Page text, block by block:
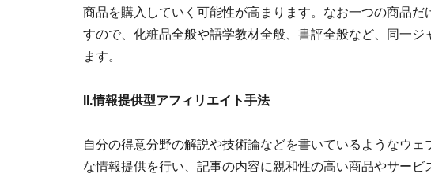
商品を購入していく可能性が高まります。なお一つの商品だ
すので、化粧品全般や語学教材全般、書評全般など、同一ジ
ます。
II.情報提供型アフィリエイト手法
自分の得意分野の解説や技術論などを書いているようなウ
な情報提供を行い、記事の内容に親和性の高い商品やサー